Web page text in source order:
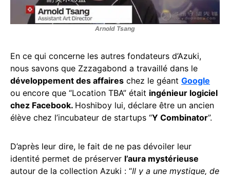
Arnold Tsang
En ce qui concerne les autres fondateurs d’Azuki,
nous savons que Zzzagabond a travaillé dans le
développement des affaires chez le géant Google
ou encore que “Location TBA” était ingénieur logiciel
chez Facebook. Hoshiboy lui, déclare être un ancien
élève chez l’incubateur de startups “Y Combinator”.
D’après leur dire, le fait de ne pas dévoiler leur
identité permet de préserver l’aura mystérieuse
autour de la collection Azuki : “Il y a une mystique, de